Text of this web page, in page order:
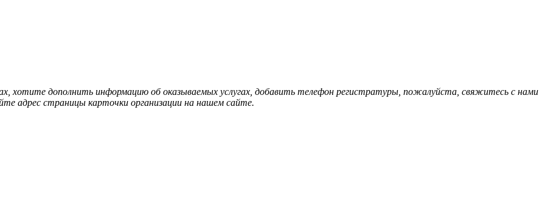
хотите дополнить информацию об оказываемых услугах, добавить телефон регистратуры, пожалуйста, свяжитесь с нами
адрес страницы карточки организации на нашем сайте.